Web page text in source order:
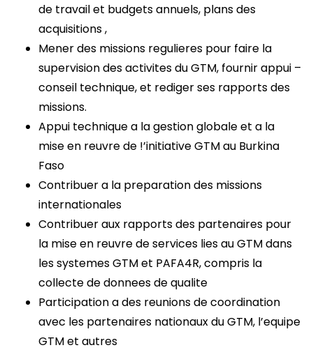
de travail et budgets annuels, plans des
acquisitions ,
Mener des missions regulieres pour faire la
supervision des activites du GTM, fournir appui –
conseil technique, et rediger ses rapports des
missions.
Appui technique a la gestion globale et a la
mise en reuvre de !’initiative GTM au Burkina
Faso
Contribuer a la preparation des missions
internationales
Contribuer aux rapports des partenaires pour
la mise en reuvre de services lies au GTM dans
les systemes GTM et PAFA4R, compris la
collecte de donnees de qualite
Participation a des reunions de coordination
avec les partenaires nationaux du GTM, l’equipe
GTM et autres